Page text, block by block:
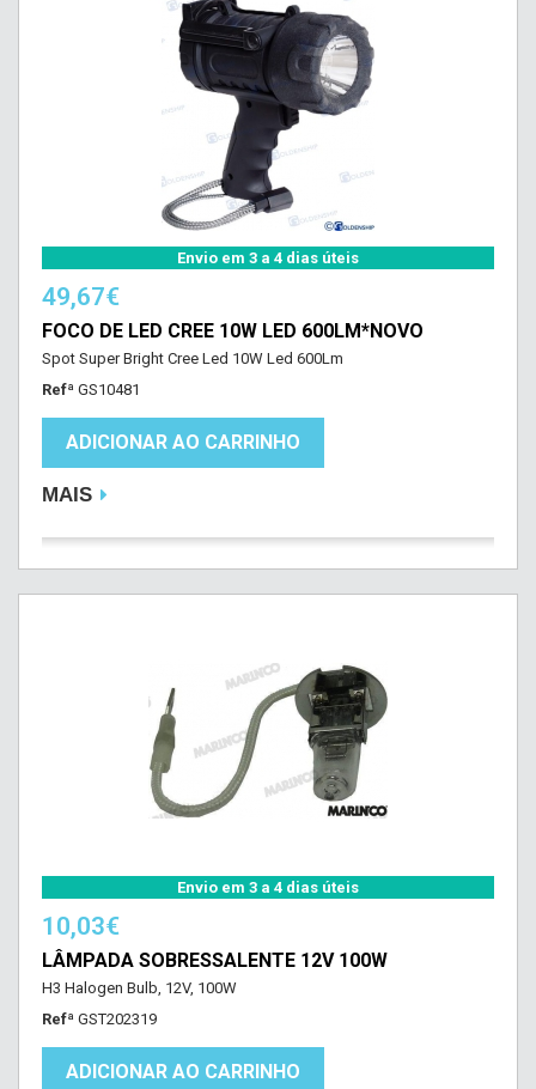
Envio em 3 a 4 dias úteis
49,67€
FOCO DE LED CREE 10W LED 600LM*NOVO
Spot Super Bright Cree Led 10W Led 600Lm
Refª GS10481
ADICIONAR AO CARRINHO
MAIS
Envio em 3 a 4 dias úteis
10,03€
LÂMPADA SOBRESSALENTE 12V 100W
H3 Halogen Bulb, 12V, 100W
Refª GST202319
ADICIONAR AO CARRINHO